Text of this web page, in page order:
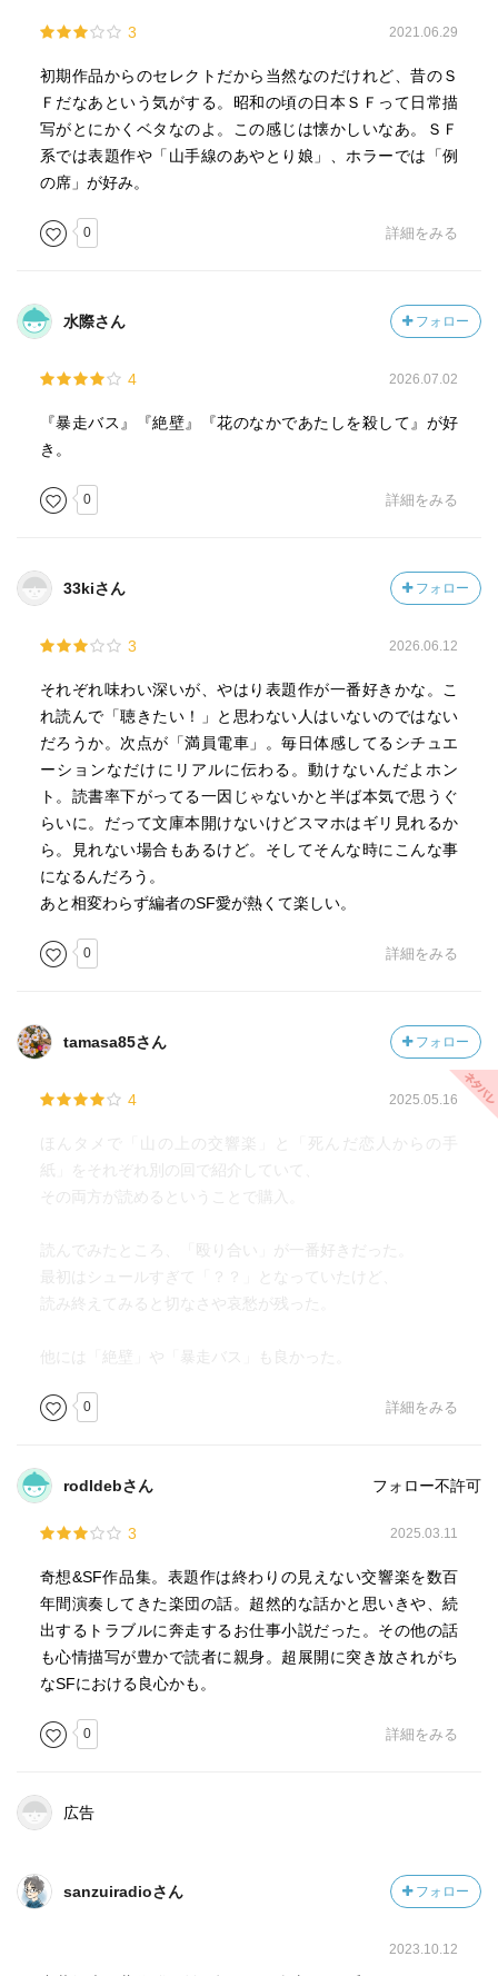
3 2021.06.29
初期作品からのセレクトだから当然なのだけれど、昔のＳ
Ｆだなあという気がする。昭和の頃の日本ＳＦって日常描
写がとにかくベタなのよ。この感じは懐かしいなあ。ＳＦ
系では表題作や「山手線のあやとり娘」、ホラーでは「例
の席」が好み。
0 詳細をみる
水際さん フォロー
4 2026.07.02
『暴走バス』『絶壁』『花のなかであたしを殺して』が好
き。
0 詳細をみる
33kiさん フォロー
3 2026.06.12
それぞれ味わい深いが、やはり表題作が一番好きかな。こ
れ読んで「聴きたい！」と思わない人はいないのではない
だろうか。次点が「満員電車」。毎日体感してるシチュエ
ーションなだけにリアルに伝わる。動けないんだよホン
ト。読書率下がってる一因じゃないかと半ば本気で思うぐ
らいに。だって文庫本開けないけどスマホはギリ見れるか
ら。見れない場合もあるけど。そしてそんな時にこんな事
になるんだろう。
あと相変わらず編者のSF愛が熱くて楽しい。
0 詳細をみる
tamasa85さん フォロー
4 2025.05.16
ほんタメで「山の上の交響楽」と「死んだ恋人からの手
紙」をそれぞれ別の回で紹介していて、
その両方が読めるということで購入。
読んでみたところ、「殴り合い」が一番好きだった。
最初はシュールすぎて「？？」となっていたけど、
読み終えてみると切なさや哀愁が残った。
他には「絶壁」や「暴走バス」も良かった。
0 詳細をみる
rodldebさん フォロー不許可
3 2025.03.11
奇想&SF作品集。表題作は終わりの見えない交響楽を数百
年間演奏してきた楽団の話。超然的な話かと思いきや、続
出するトラブルに奔走するお仕事小説だった。その他の話
も心情描写が豊かで読者に親身。超展開に突き放されがち
なSFにおける良心かも。
0 詳細をみる
広告
sanzuiradioさん フォロー
2023.10.12